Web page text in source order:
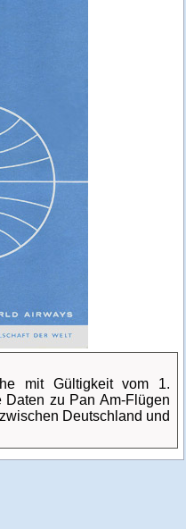
mit Gültigkeit vom 1.
zu Pan Am-Flügen
Deutschland und